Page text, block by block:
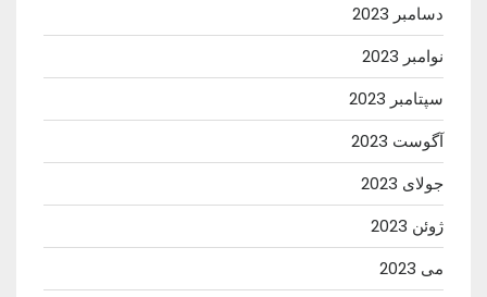
دسامبر 2023
نوامبر 2023
سپتامبر 2023
آگوست 2023
جولای 2023
ژوئن 2023
می 2023